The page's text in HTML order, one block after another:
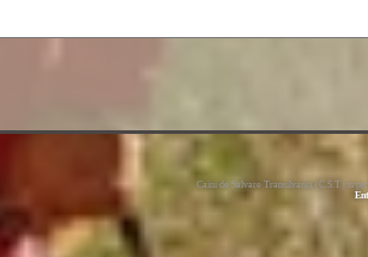
Caini de Salvare Transilvania (C.S.T.) is